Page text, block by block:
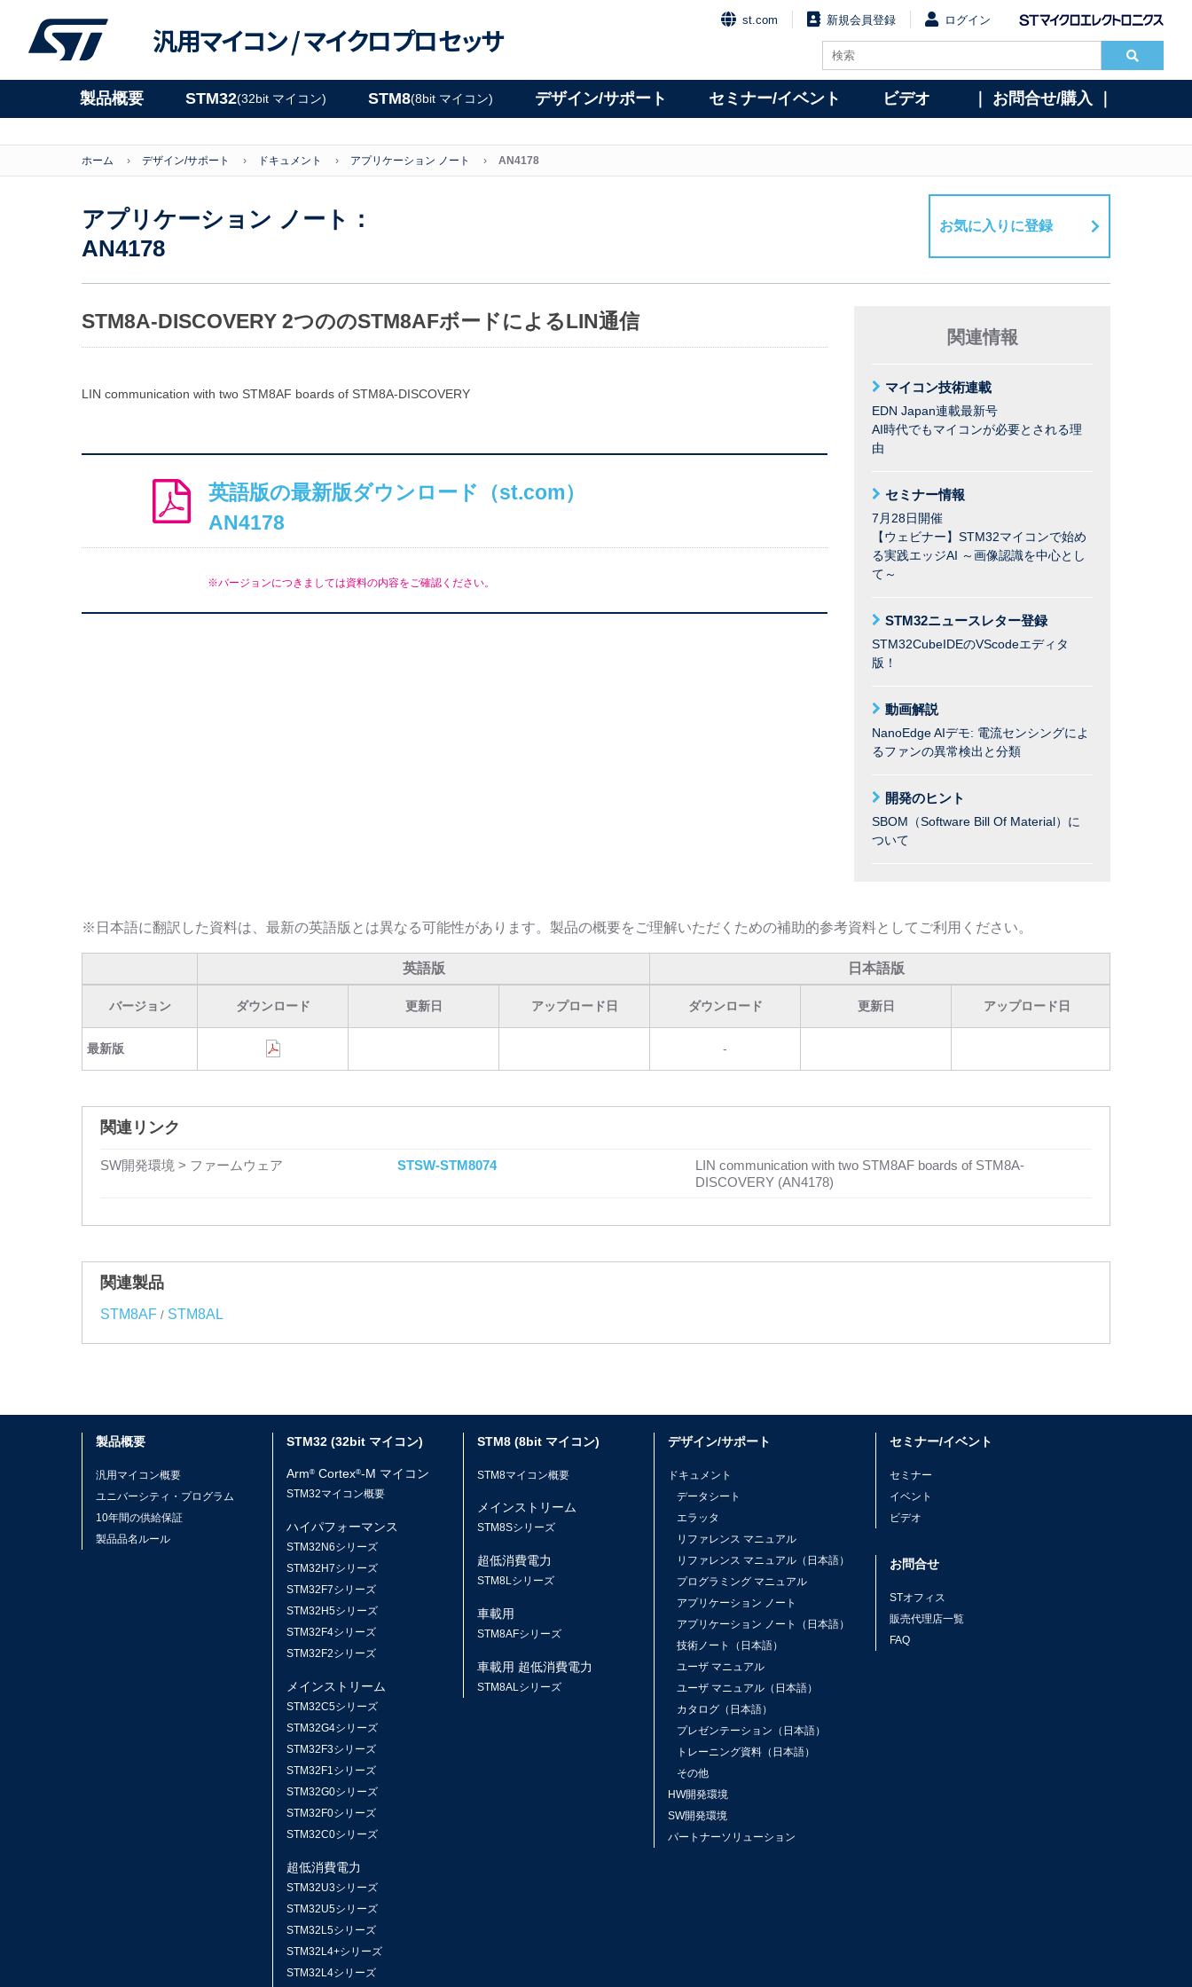
汎用マイコン /マイクロプロセッサ
st.com 新規会員登録 ログイン
製品概要 STM32(32bit マイコン) STM8(8bit マイコン) デザイン/サポート セミナー/イベント ビデオ ｜ お問合せ/購入 ｜
ホーム デザイン/サポート ドキュメント アプリケーション ノート AN4178
アプリケーション ノート：
AN4178
お気に入りに登録
STM8A-DISCOVERY 2つののSTM8AFボードによるLIN通信
LIN communication with two STM8AF boards of STM8A-DISCOVERY
英語版の最新版ダウンロード（st.com）
AN4178
※バージョンにつきましては資料の内容をご確認ください。
関連情報
マイコン技術連載
EDN Japan連載最新号
AI時代でもマイコンが必要とされる理
由
セミナー情報
7月28日開催
【ウェビナー】STM32マイコンで始め
る実践エッジAI ～画像認識を中心とし
て～
STM32ニュースレター登録
STM32CubeIDEのVScodeエディタ
版！
動画解説
NanoEdge AIデモ: 電流センシングによ
るファンの異常検出と分類
開発のヒント
SBOM（Software Bill Of Material）に
ついて
※日本語に翻訳した資料は、最新の英語版とは異なる可能性があります。製品の概要をご理解いただくための補助的参考資料としてご利用ください。
英語版 日本語版
バージョン ダウンロード 更新日 アップロード日 ダウンロード 更新日 アップロード日
最新版 -
関連リンク
SW開発環境 > ファームウェア STSW-STM8074
LIN communication with two STM8AF boards of STM8A-
DISCOVERY (AN4178)
関連製品
STM8AF / STM8AL
製品概要
汎用マイコン概要
ユニバーシティ・プログラム
10年間の供給保証
製品品名ルール
STM32 (32bit マイコン)
Arm® Cortex®-M マイコン
STM32マイコン概要
ハイパフォーマンス
STM32N6シリーズ
STM32H7シリーズ
STM32F7シリーズ
STM32H5シリーズ
STM32F4シリーズ
STM32F2シリーズ
メインストリーム
STM32C5シリーズ
STM32G4シリーズ
STM32F3シリーズ
STM32F1シリーズ
STM32G0シリーズ
STM32F0シリーズ
STM32C0シリーズ
超低消費電力
STM32U3シリーズ
STM32U5シリーズ
STM32L5シリーズ
STM32L4+シリーズ
STM32L4シリーズ
STM8 (8bit マイコン)
STM8マイコン概要
メインストリーム
STM8Sシリーズ
超低消費電力
STM8Lシリーズ
車載用
STM8AFシリーズ
車載用 超低消費電力
STM8ALシリーズ
デザイン/サポート
ドキュメント
データシート
エラッタ
リファレンス マニュアル
リファレンス マニュアル（日本語）
プログラミング マニュアル
アプリケーション ノート
アプリケーション ノート（日本語）
技術ノート（日本語）
ユーザ マニュアル
ユーザ マニュアル（日本語）
カタログ（日本語）
プレゼンテーション（日本語）
トレーニング資料（日本語）
その他
HW開発環境
SW開発環境
パートナーソリューション
セミナー/イベント
セミナー
イベント
ビデオ
お問合せ
STオフィス
販売代理店一覧
FAQ